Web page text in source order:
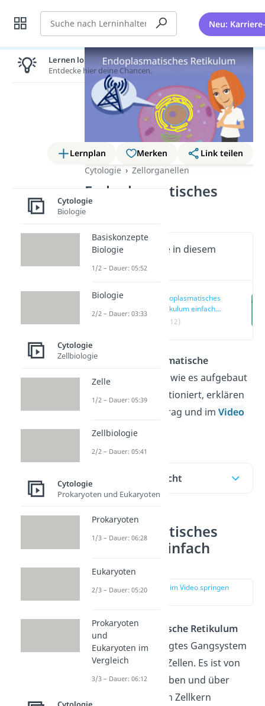
Suche Neu:
Lernplan Merken
Link teilen
Cytologie
Zellorganellen
Endoplasmatisches
Retikulum
Wichtige Inhalte in diesem
Video
Endoplasmatisches
Retikulum einfach
erklärt
(00:12)
Was das
endoplasmatische
Retikulum
(ER) ist, wie es aufgebaut
ist und wie es funktioniert, erklären
wir dir hier im Beitrag und imVideo
dazu!
Inhaltsübersicht
Endoplasmatisches
Retikulum einfach
erklärt
zur Stelle im Video springen
DasEndoplasmatische Retikulum
(ER) ist ein verzweigtes Gangsystem
in eukaryotischen Zellen. Es ist von
Membranen umgeben und über
Kernporen mit dem Zellkern
Lernen lohnt sich!
Entdecke hier deine Chancen.
Cytologie
Biologie
Basiskonzepte
Biologie
1/2 – Dauer: 05:52
Biologie
2/2 – Dauer: 03:33
Cytologie
Zellbiologie
Zelle
1/2 – Dauer: 05:39
Zellbiologie
2/2 – Dauer: 05:41
Cytologie
Prokaryoten und Eukaryoten
Prokaryoten
1/3 – Dauer: 06:28
Eukaryoten
2/3 – Dauer: 05:20
Prokaryoten
und
Eukaryoten im
Vergleich
3/3 – Dauer: 06:12